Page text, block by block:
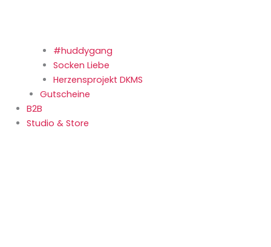
#huddygang
Socken Liebe
Herzensprojekt DKMS
Gutscheine
B2B
Studio & Store